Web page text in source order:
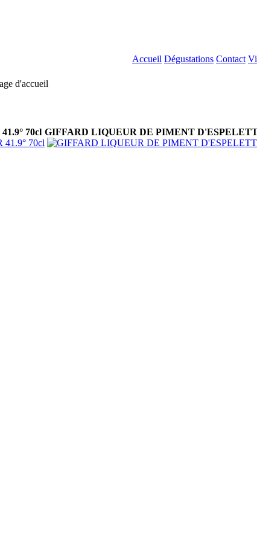
Accueil Dégustations Contact
d'accueil
70cl GIFFARD LIQUEUR DE PIMENT